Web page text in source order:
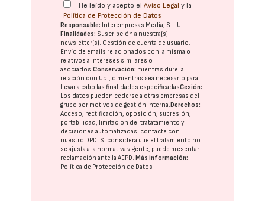
He leído y acepto elAviso Legal y la
Política de Protección de Datos
Responsable: Interempresas Media, S.L.U.
Finalidades: Suscripción a nuestra(s)
newsletter(s). Gestión de cuenta de usuario.
Envío de emails relacionados con la misma o
relativos a intereses similares o
asociados.Conservación: mientras dure la
relación con Ud., o mientras sea necesario para
llevar a cabo las finalidades especificadasCesión:
Los datos pueden cederse a otras empresas del
grupo por motivos de gestión interna.Derechos:
Acceso, rectificación, oposición, supresión,
portabilidad, limitación del tratatamiento y
decisiones automatizadas: contacte con
nuestro DPD. Si considera que el tratamiento no
se ajusta a la normativa vigente, puede presentar
reclamación ante laAEPD.Más información:
Política de Protección de Datos